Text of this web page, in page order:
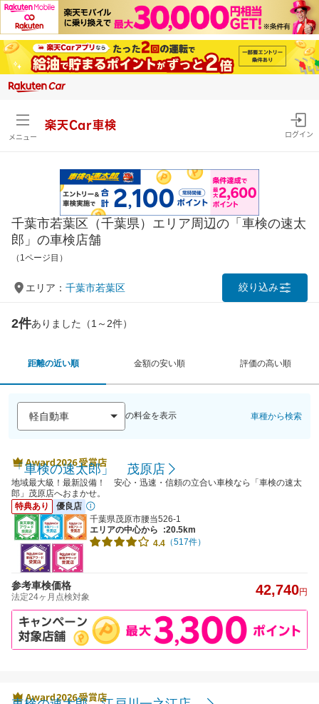
メニュー
楽天Car車検
ログイン
千葉市若葉区（千葉県）エリア周辺の「車検の速太
郎」の車検店舗
（1ページ目）
エリア： 千葉市若葉区 絞り込み
2件ありました（1～2件）
距離の近い順 金額の安い順 評価の高い順
の料金を表示 車種から検索
「車検の速太郎」 茂原店
地域最大級！最新設備！ 安心・迅速・信頼の立合い車検なら「車検の速太
郎」茂原店へおまかせ。
特典あり
優良店
千葉県茂原市腰当526-1
エリアの中心から
:20.5km
4.4 （517件）
参考車検価格
法定24ヶ月点検対象 42,740円